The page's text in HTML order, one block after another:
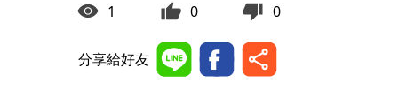
1 0 0
分享給好友